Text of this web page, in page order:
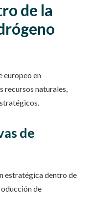
de la
europeo en
recursos naturales,
de
estratégica dentro de
de